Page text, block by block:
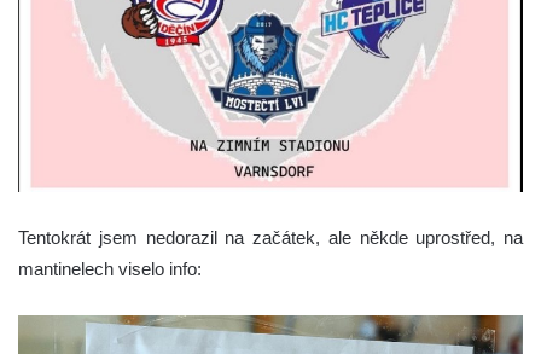
Tentokrát jsem nedorazil na začátek, ale někde uprostřed, na
mantinelech viselo info: